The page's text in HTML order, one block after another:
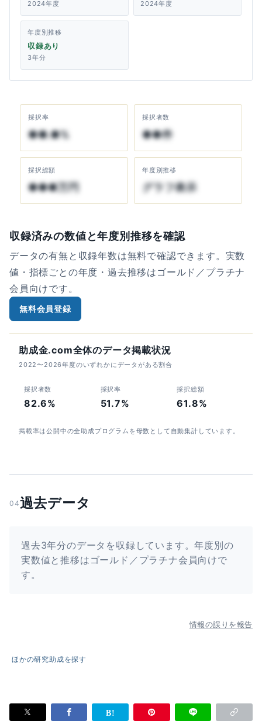
2024年度 2024年度
年度別推移
収録あり
3年分
採択率
●●.●%
採択者数
●●件
採択総額
●●●万円
年度別推移
グラフ表示
収録済みの数値と年度別推移を確認
データの有無と収録年数は無料で確認できます。実数
値・指標ごとの年度・過去推移はゴールド／プラチナ
会員向けです。
無料会員登録
助成金.com全体のデータ掲載状況
2022〜2026年度のいずれかにデータがある割合
採択者数
82.6%
採択率
51.7%
採択総額
61.8%
掲載率は公開中の全助成プログラムを母数として自動集計しています。
04過去データ
過去3年分のデータを収録しています。年度別の
実数値と推移はゴールド／プラチナ会員向けで
す。
情報の誤りを報告
ほかの研究助成を探す